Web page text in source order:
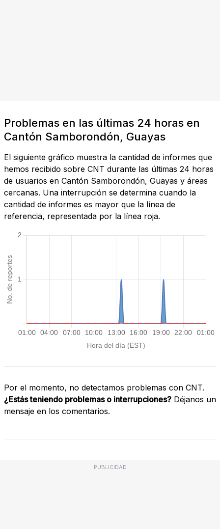
Problemas en las últimas 24 horas en
Cantón Samborondón, Guayas
El siguiente gráfico muestra la cantidad de informes que
hemos recibido sobre CNT durante las últimas 24 horas
de usuarios en Cantón Samborondón, Guayas y áreas
cercanas. Una interrupción se determina cuando la
cantidad de informes es mayor que la línea de
referencia, representada por la línea roja.
Por el momento, no detectamos problemas con CNT.
¿Estás teniendo problemas o interrupciones? Déjanos un
mensaje en los comentarios.
PUBLICIDAD